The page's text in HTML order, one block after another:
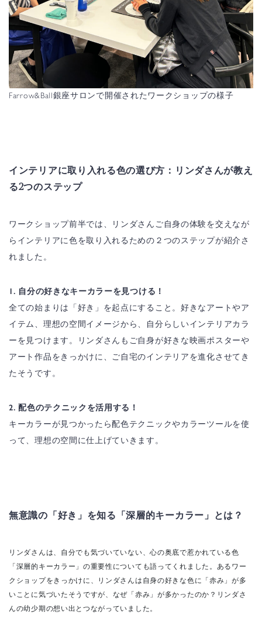
Farrow&Ball銀座サロンで開催されたワークショップの様子
インテリアに取り入れる色の選び方：リンダさんが教え
る2つのステップ
ワークショップ前半では、リンダさんご自身の体験を交えなが
らインテリアに色を取り入れるための２つのステップが紹介さ
れました。
1. 自分の好きなキーカラーを見つける！
全ての始まりは「好き」を起点にすること。好きなアートやア
イテム、理想の空間イメージから、自分らしいインテリアカラ
ーを見つけます。リンダさんもご自身が好きな映画ポスターや
アート作品をきっかけに、ご自宅のインテリアを進化させてき
たそうです。
2. 配色のテクニックを活用する！
キーカラーが見つかったら配色テクニックやカラーツールを使
って、理想の空間に仕上げていきます。
無意識の「好き」を知る「深層的キーカラー」とは？
リンダさんは、自分でも気づいていない、心の奥底で惹かれている色
「深層的キーカラー」の重要性についても語ってくれました。あるワー
クショップをきっかけに、リンダさんは自身の好きな色に「赤み」が多
いことに気づいたそうですが、なぜ「赤み」が多かったのか？リンダさ
んの幼少期の想い出とつながっていました。